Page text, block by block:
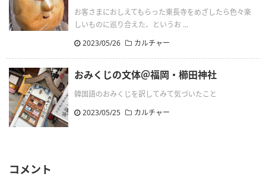
お客さまにおしえてもらった東長寺をめざしたら色々楽
しいものに巡り合えた、というお ...
2023/05/26
カルチャー
おみくじの文体＠福岡・櫛田神社
韓国語のおみくじを訳してみて気づいたこと
2023/05/25
カルチャー
コメント